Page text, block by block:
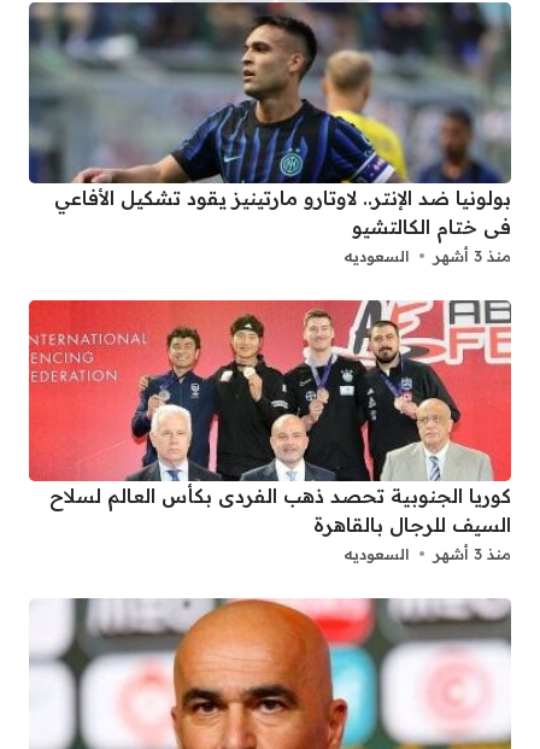
بولونيا ضد الإنتر.. لاوتارو مارتينيز يقود تشكيل الأفاعي
فى ختام الكالتشيو
منذ 3 أشهر السعوديه
كوريا الجنوبية تحصد ذهب الفردى بكأس العالم لسلاح
السيف للرجال بالقاهرة
منذ 3 أشهر السعوديه